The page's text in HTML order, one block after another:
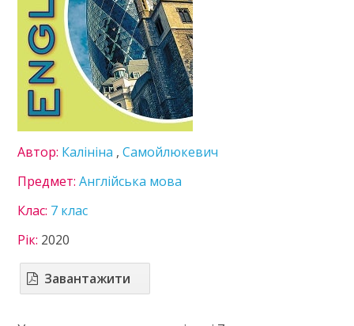
Громадянська освіта
Зарубіжна література
Здоров'я
Інформатика
Іспанська мова
Історія України
Література
Мистецтво
Мови нац. меншин
Технології
Українська література
Фізика
Французька мова
Автор: Калініна ,Самойлюкевич
Предмет:Англійська мова
Клас: 7 клас
Рік: 2020
Завантажити